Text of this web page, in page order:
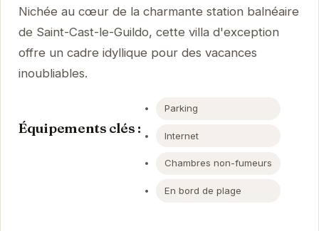
Nichée au cœur de la charmante station balnéaire
de Saint-Cast-le-Guildo, cette villa d'exception
offre un cadre idyllique pour des vacances
inoubliables.
Équipements clés :
Parking
Internet
Chambres non-fumeurs
En bord de plage